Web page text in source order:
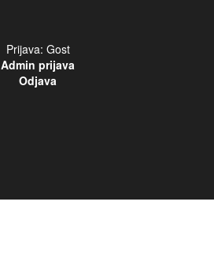
Prijava: Gost
Admin prijava
Odjava